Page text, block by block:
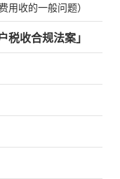
用收的一般问题）
税收合规法案」